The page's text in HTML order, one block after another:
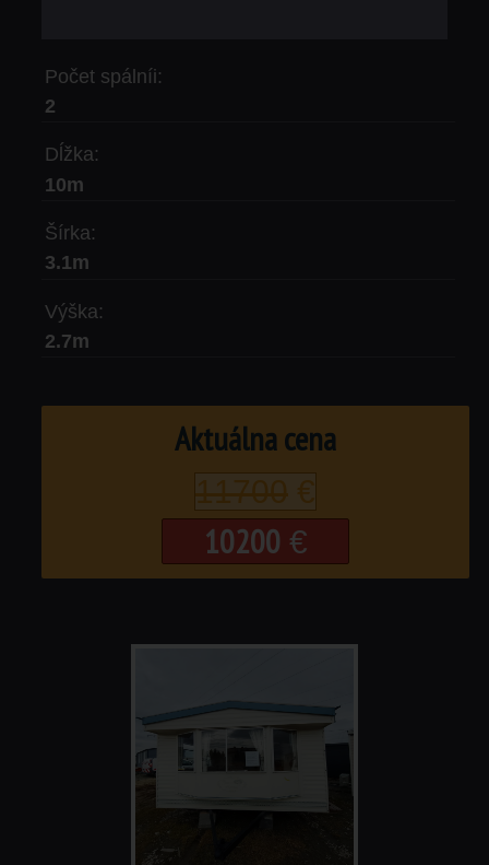
Počet spálníi:
2
Dĺžka:
10m
Šírka:
3.1m
Výška:
2.7m
Aktuálna cena
10200 €